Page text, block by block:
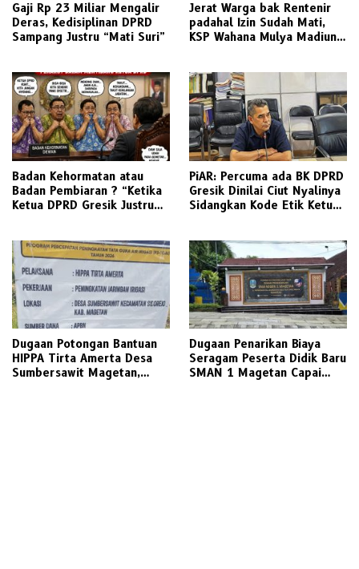
Gaji Rp 23 Miliar Mengalir
Deras, Kedisiplinan DPRD
Sampang Justru “Mati Suri”
Jerat Warga bak Rentenir
padahal Izin Sudah Mati,
KSP Wahana Mulya Madiun
Badan Kehormatan atau
Badan Pembiaran ? “Ketika
Ketua DPRD Gresik Justru
PiAR: Percuma ada BK DPRD
Gresik Dinilai Ciut Nyalinya
Sidangkan Kode Etik Ketua
Dugaan Potongan Bantuan
HIPPA Tirta Amerta Desa
Sumbersawit Magetan,
Dugaan Penarikan Biaya
Seragam Peserta Didik Baru
SMAN 1 Magetan Capai